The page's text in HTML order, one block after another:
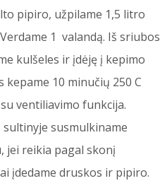
pipiro, užpilame 1,5 litro
1 valandą. Iš sriubos
kulšeles ir įdėję į kepimo
kepame 10 minučių 250 C
ventiliavimo funkcija.
sultinyje susmulkiname
jei reikia pagal skonį
įdedame druskos ir pipiro.